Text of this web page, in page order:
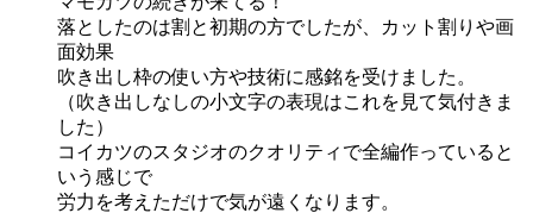
落としたのは割と初期の方でしたが、カット割りや画
面効果
吹き出し枠の使い方や技術に感銘を受けました。
（吹き出しなしの小文字の表現はこれを見て気付きま
した）
コイカツのスタジオのクオリティで全編作っていると
いう感じで
労力を考えただけで気が遠くなります。